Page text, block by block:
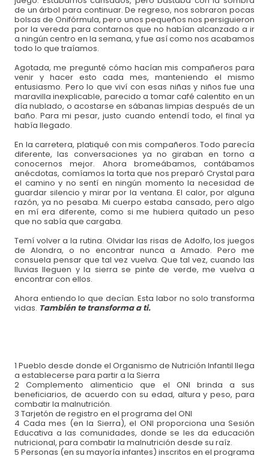
de un árbol para continuar. De regreso, nos sobraron pocas
bolsas de Onifórmula, pero unos pequeños nos persiguieron
por la vereda para contarnos que no habían alcanzado a ir
a ningún centro en la semana, y fue así como nos acabamos
todo lo que traíamos.
Agotada, me pregunté cómo hacían mis compañeros para
venir y hacer esto cada mes, manteniendo el mismo
entusiasmo. Pero lo que viví con esas niñas y niños fue una
maravilla inexplicable, parecido a tomar café calentito en un
día nublado, o acostarse en sábanas limpias después de un
baño. Para mi pesar, justo cuando entendí todo, el final ya
había llegado.
En la carretera, platiqué con mis compañeros. Todo parecía
diferente, las conversaciones ya no giraban en torno a
conocernos mejor. Ahora bromeábamos, contábamos
anécdotas, comíamos la torta que nos preparó Crystal para
el camino y no sentí en ningún momento la necesidad de
guardar silencio y mirar por la ventana. El calor, por alguna
razón, ya no pesaba. Mi cuerpo estaba cansado, pero algo
en mí era diferente, como si me hubiera quitado un peso
que no sabía que cargaba.
Temí volver a la rutina. Olvidar las risas de Adolfo, los juegos
de Alondra, o no encontrar nunca a Amado. Pero me
consuela pensar que tal vez vuelva. Que tal vez, cuando las
lluvias lleguen y la sierra se pinte de verde, me vuelva a
encontrar con ellos.
Ahora entiendo lo que decían. Esta labor no solo transforma
vidas. También te transforma a ti.
1 Pueblo desde donde el Organismo de Nutrición Infantil llega
a establecerse para partir a la Sierra
2 Complemento alimenticio que el ONI brinda a sus
beneficiarios, de acuerdo con su edad, altura y peso, para
combatir la malnutrición.
3 Tarjetón de registro en el programa del ONI
4 Cada mes (en la Sierra), el ONI proporciona una Sesión
Educativa a las comunidades, donde se les da educación
nutricional, para combatir la malnutrición desde su raíz.
5 Personas (en su mayoría infantes) inscritos en el programa